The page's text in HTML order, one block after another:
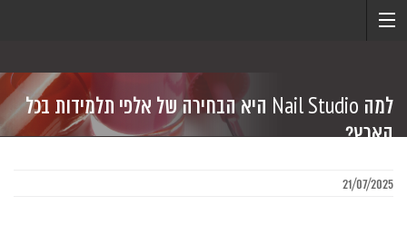
למה Nail Studio היא הבחירה של אלפי תלמידות בכל
הארץ?
21/07/2025